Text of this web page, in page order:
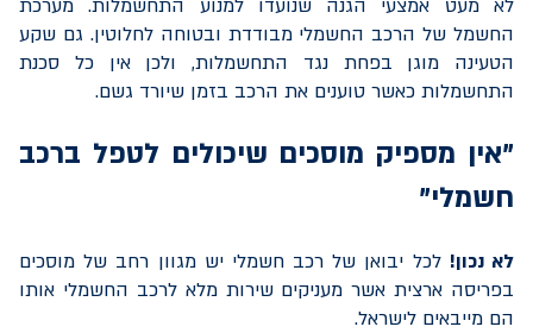
לא מעט אמצעי הגנה שנועדו למנוע התחשמלות. מערכת
החשמל של הרכב החשמלי מבודדת ובטוחה לחלוטין. גם שקע
הטעינה מוגן בפחת נגד התחשמלות, ולכן אין כל סכנת
התחשמלות כאשר טוענים את הרכב בזמן שיורד גשם.
"אין מספיק מוסכים שיכולים לטפל ברכב
חשמלי"
לא נכון! לכל יבואן של רכב חשמלי יש מגוון רחב של מוסכים
בפריסה ארצית אשר מעניקים שירות מלא לרכב החשמלי אותו
הם מייבאים לישראל.